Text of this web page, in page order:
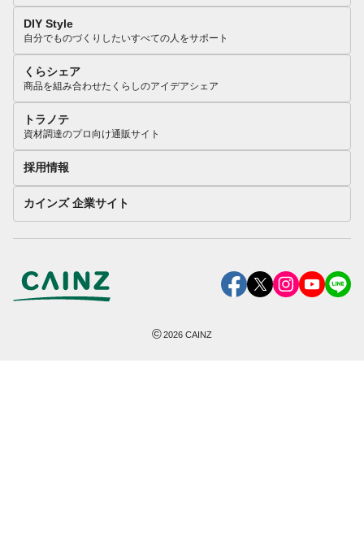
DIY Style
自分でものづくりしたいすべての人をサポート
くらシェア
商品を組み合わせたくらしのアイデアシェア
トラノテ
資材調達のプロ向け通販サイト
採用情報
カインズ 企業サイト
©2026 CAINZ